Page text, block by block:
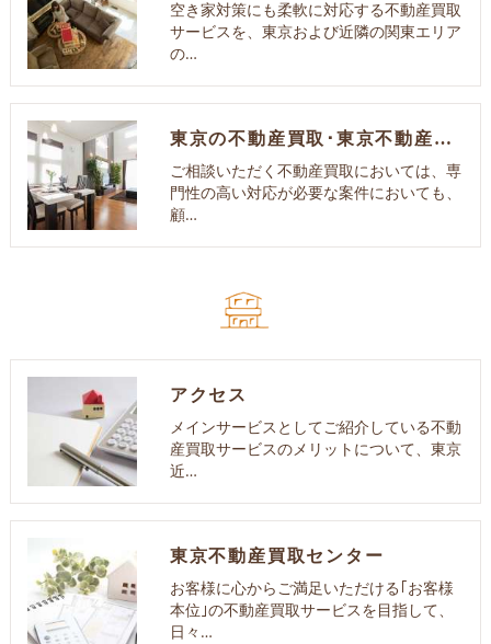
空き家対策にも柔軟に対応する不動産買取
サービスを、東京および近隣の関東エリア
の…
東京の不動産買取･東京不動産買取センターのお客様の声
ご相談いただく不動産買取においては、専
門性の高い対応が必要な案件においても、
顧…
アクセス
メインサービスとしてご紹介している不動
産買取サービスのメリットについて、東京
近…
東京不動産買取センター
お客様に心からご満足いただける｢お客様
本位｣の不動産買取サービスを目指して、
日々…